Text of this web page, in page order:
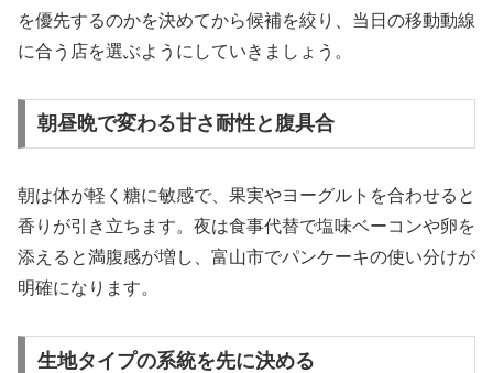
を優先するのかを決めてから候補を絞り、当日の移動動線
に合う店を選ぶようにしていきましょう。
朝昼晩で変わる甘さ耐性と腹具合
朝は体が軽く糖に敏感で、果実やヨーグルトを合わせると
香りが引き立ちます。夜は食事代替で塩味ベーコンや卵を
添えると満腹感が増し、富山市でパンケーキの使い分けが
明確になります。
生地タイプの系統を先に決める